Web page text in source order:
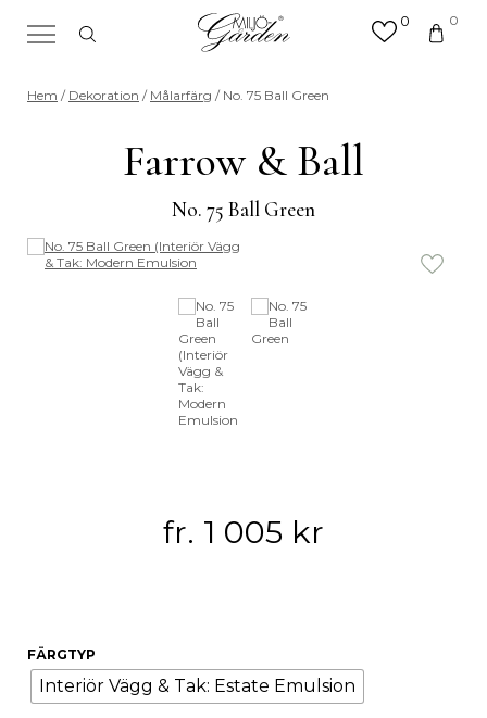
0 0
Sök efter valfri produkt eller
kategori
Hem / Dekoration / Målarfärg / No. 75 Ball Green
Farrow & Ball
No. 75 Ball Green
fr. 1 005 kr
FÄRGTYP
Interiör Vägg & Tak: Estate Emulsion